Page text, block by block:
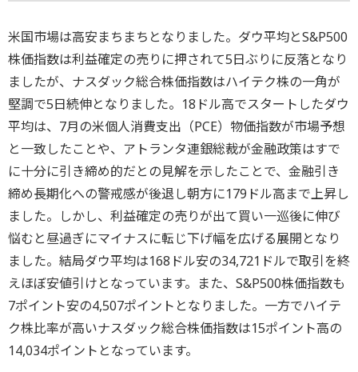
米国市場は高安まちまちとなりました。ダウ平均とS&P500
株価指数は利益確定の売りに押されて5日ぶりに反落となり
ましたが、ナスダック総合株価指数はハイテク株の一角が
堅調で5日続伸となりました。18ドル高でスタートしたダウ
平均は、7月の米個人消費支出（PCE）物価指数が市場予想
と一致したことや、アトランタ連銀総裁が金融政策はすで
に十分に引き締め的だとの見解を示したことで、金融引き
締め長期化への警戒感が後退し朝方に179ドル高まで上昇し
ました。しかし、利益確定の売りが出て買い一巡後に伸び
悩むと昼過ぎにマイナスに転じ下げ幅を広げる展開となり
ました。結局ダウ平均は168ドル安の34,721ドルで取引を終
えほぼ安値引けとなっています。また、S&P500株価指数も
7ポイント安の4,507ポイントとなりました。一方でハイテ
ク株比率が高いナスダック総合株価指数は15ポイント高の
14,034ポイントとなっています。